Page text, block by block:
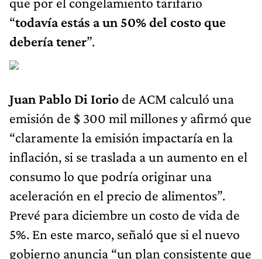
“todavía estás a un 50% del costo que
debería tener”.
Juan Pablo Di Iorio de ACM calculó una
emisión de $ 300 mil millones y afirmó que
“claramente la emisión impactaría en la
inflación, si se traslada a un aumento en el
consumo lo que podría originar una
aceleración en el precio de alimentos”.
Prevé para diciembre un costo de vida de
5%. En este marco, señaló que si el nuevo
gobierno anuncia “un plan consistente que